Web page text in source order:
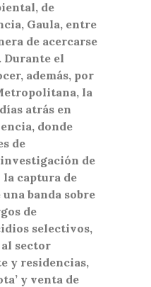
de
Gaula, entre
de acercarse
Durante el
además, por
la
atrás en
donde
de
de
la captura de
banda sobre
de
selectivos,
sector
y residencias,
y venta de